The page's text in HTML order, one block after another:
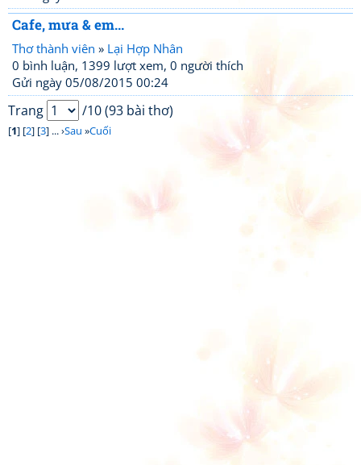
Cafe, mưa & em...
Thơ thành viên » Lại Hợp Nhân
0 bình luận, 1399 lượt xem, 0 người thích
Gửi ngày 05/08/2015 00:24
Trang /10 (93 bài thơ)
[1] [2] [3] ... ›Sau »Cuối